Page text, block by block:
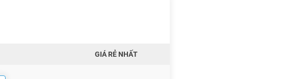
GIÁ RẺ NHẤT